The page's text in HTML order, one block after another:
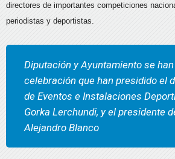
directores de importantes competiciones
periodistas y deportistas.
Diputación y Ayuntamiento se
celebración que han presidido el
de Eventos e Instalaciones
Gorka Lerchundi, y el presidente
Alejandro Blanco